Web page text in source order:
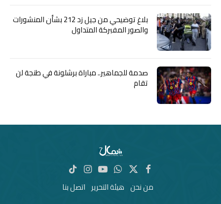
بلاغ توضيحي من جيل زد 212 بشأن المنشورات
والصور المفبركة المتداول
صدمة للجماهير.. مباراة برشلونة في طنجة لن
تقام
فيسبوك
X
(Twitter)
واتسابيوتيوبالانستغرامتيكتوك
من نحن هيئة التحرير اتصل بنا